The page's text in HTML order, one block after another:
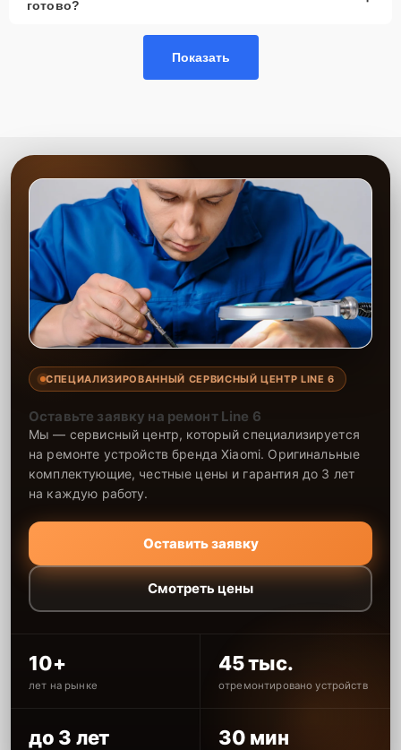
готово?
Показать
СПЕЦИАЛИЗИРОВАННЫЙ СЕРВИСНЫЙ ЦЕНТР LINE 6
Оставьте заявку на ремонт Line 6
Мы — сервисный центр, который специализируется
на ремонте устройств бренда Xiaomi. Оригинальные
комплектующие, честные цены и гарантия до 3 лет
на каждую работу.
Оставить заявку
Смотреть цены
10+
лет на рынке
45 тыс.
отремонтировано устройств
до 3 лет 30 мин